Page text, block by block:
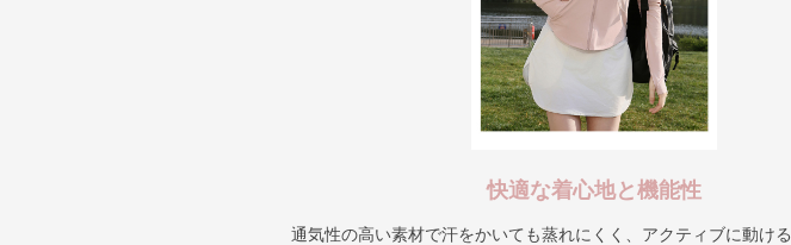
快適な着心地と機能性
通気性の高い素材で汗をかいても蒸れにくく、アクティブに動ける